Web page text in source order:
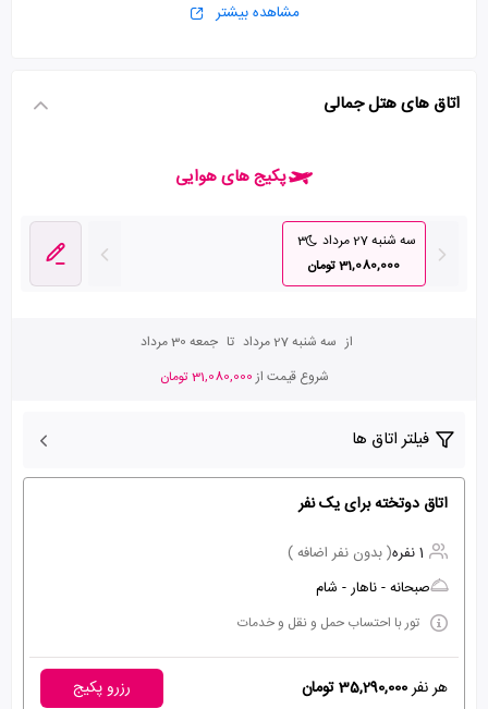
مشاهده بیشتر
اتاق های هتل جمالی
پکیج های هوایی
سه شنبه 27 مرداد
3
31,080,000 تومان
از سه شنبه 27 مرداد تا جمعه 30 مرداد
شروع قیمت از31,080,000 تومان
فیلتر اتاق ها
اتاق دوتخته برای یک نفر
1 نفره
( بدون نفر اضافه )
صبحانه - ناهار - شام
تور با احتساب حمل و نقل و خدمات
هر نفر35,290,000 تومان رزرو پکیج